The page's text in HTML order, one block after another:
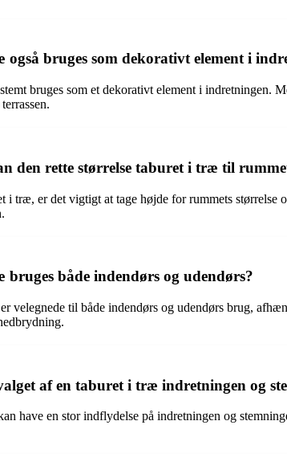
bruges som dekorativt element i
bruges som et dekorativt element i indretningen.
den rette størrelse taburet i træ til
i træ, er det vigtigt at tage højde for rummets størrelse
både indendørs og udendørs?
velegnede til både indendørs og udendørs brug,
af en taburet i træ indretningen og
have en stor indflydelse på indretningen og